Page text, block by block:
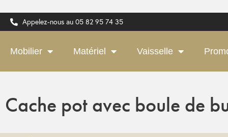
Appelez-nous au 05 82 95 74 35
Mobilier Matériel Vaisselle
Cache pot avec boule de